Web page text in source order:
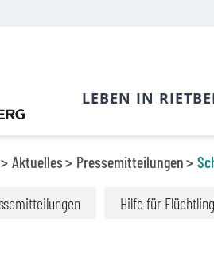
Aktuelles Pressemitteilungen
Hilfe für
LEBEN IN